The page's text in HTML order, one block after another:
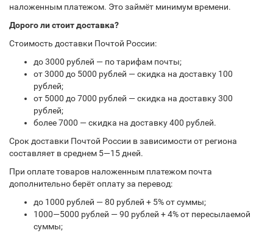
наложенным платежом. Это займёт минимум времени.
Дорого ли стоит доставка?
Стоимость доставки Почтой России:
до 3000 рублей — по тарифам почты;
от 3000 до 5000 рублей — скидка на доставку 100
рублей;
от 5000 до 7000 рублей — скидка на доставку 300
рублей;
более 7000 — скидка на доставку 400 рублей.
Срок доставки Почтой России в зависимости от региона
составляет в среднем 5—15 дней.
При оплате товаров наложенным платежом почта
дополнительно берёт оплату за перевод:
до 1000 рублей — 80 рублей + 5% от суммы;
1000—5000 рублей — 90 рублей + 4% от пересылаемой
суммы;